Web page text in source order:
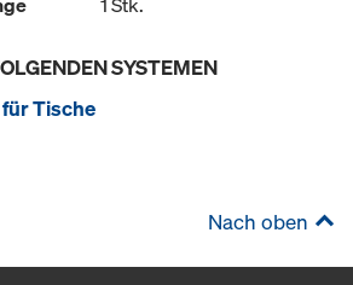
SYSTEMEN
Tische
Nach oben